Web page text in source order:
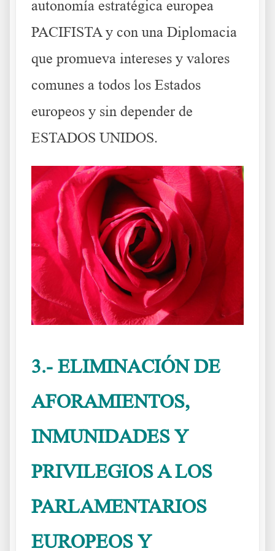
autonomía estratégica europea
PACIFISTA y con una Diplomacia
que promueva intereses y valores
comunes a todos los Estados
europeos y sin depender de
ESTADOS UNIDOS.
3.- ELIMINACIÓN DE
AFORAMIENTOS,
INMUNIDADES Y
PRIVILEGIOS A LOS
PARLAMENTARIOS
EUROPEOS Y